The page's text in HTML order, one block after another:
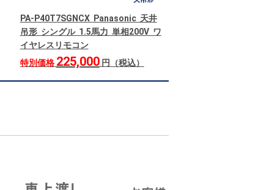
PA-P40T7SGNCX Panasonic 天井
吊形 シングル 1.5馬力 単相200V ワ
イヤレスリモコン
特別価格 225,000円（税込）